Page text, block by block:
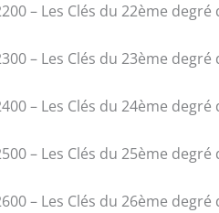
– Les Clés du 22ème degré
– Les Clés du 23ème degré
– Les Clés du 24ème degré
– Les Clés du 25ème degré
– Les Clés du 26ème degré